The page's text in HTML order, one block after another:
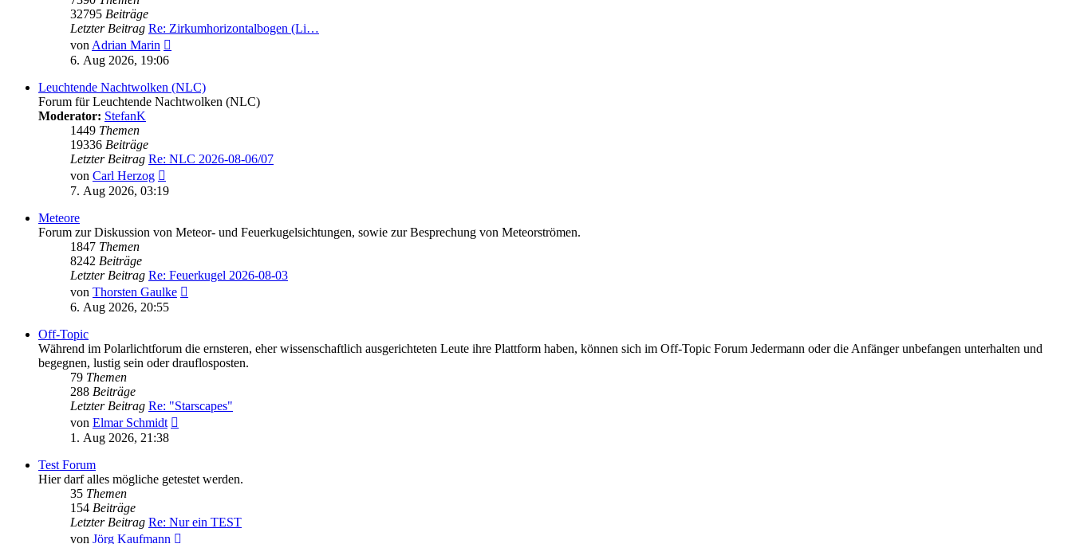
32795 Beiträge
Letzter Beitrag Re: Zirkumhorizontalbogen (Li…
von Adrian Marin
6. Aug 2026, 19:06
Leuchtende Nachtwolken (NLC)
Forum für Leuchtende Nachtwolken (NLC)
Moderator: StefanK
1449 Themen
19336 Beiträge
Letzter Beitrag Re: NLC 2026-08-06/07
von Carl Herzog
Beitrag
7. Aug 2026, 03:19
Meteore
Forum zur Diskussion von Meteor- und Feuerkugelsichtungen, sowie zur Besprechung von Meteorströmen.
1847 Themen
8242 Beiträge
Letzter Beitrag Re: Feuerkugel 2026-08-03
von Thorsten Gaulke
6. Aug 2026, 20:55
Off-Topic
Während im Polarlichtforum die ernsteren, eher wissenschaftlich ausgerichteten Leute ihre Plattform haben, können sich im Off-Topic Forum Jedermann oder die Anfänger unbefangen unterhalten und
begegnen, lustig sein oder drauflosposten.
79 Themen
288 Beiträge
Letzter Beitrag Re: "Starscapes"
von Elmar Schmidt
1. Aug 2026, 21:38
Test Forum
Hier darf alles mögliche getestet werden.
35 Themen
154 Beiträge
Letzter Beitrag Re: Nur ein TEST
von Jörg Kaufmann